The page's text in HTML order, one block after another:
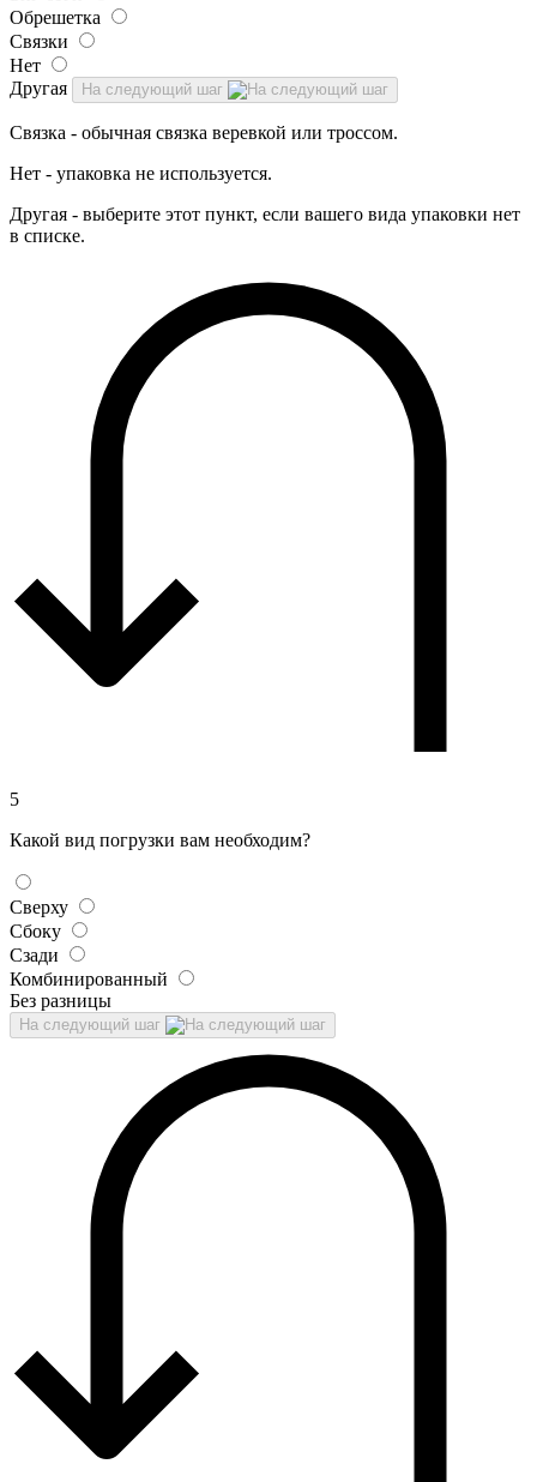
Обрешетка
Связки
Нет
Другая
На следующий шаг
Связка - обычная связка веревкой или троссом.
Нет - упаковка не используется.
Другая - выберите этот пункт, если вашего вида упаковки нет
в списке.
5
Какой вид погрузки вам необходим?
Сверху
Сбоку
Сзади
Комбинированный
Без разницы
На следующий шаг